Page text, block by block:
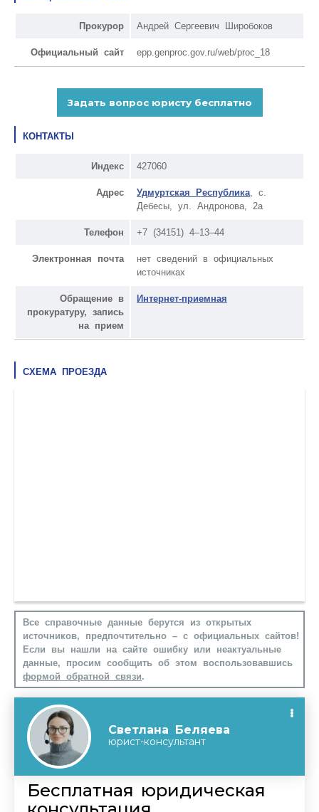
Прокурор Андрей Сергеевич Широбоков
Официальный сайт epp.genproc.gov.ru/web/proc_18
КОНТАКТЫ
Индекс 427060
Адрес Удмуртская Республика , с.
Дебесы, ул. Андронова, 2а
Телефон +7 (34151) 4–13–44
Электронная почта
нет сведений в официальных
источниках
Обращение в
прокуратуру, запись
на прием
Интернет-приемная
СХЕМА ПРОЕЗДА
Все справочные данные берутся из открытых
источников, предпочтительно – с официальных сайтов!
Если вы нашли на сайте ошибку или неактуальные
данные, просим сообщить об этом воспользовавшись
формой обратной связи.